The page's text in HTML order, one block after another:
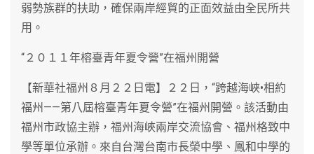
弱勢族群的扶助，確保兩岸經貿的正面效益由全民所共
用。
“２０１１年榕臺青年夏令營”在福州開營
【新華社福州８月２２日電】２２日，“跨越海峽•相約
福州——第八屆榕臺青年夏令營”在福州開營。該活動由
福州市政協主辦，福州海峽兩岸交流協會、福州格致中
學等單位承辦。來自台灣台南市長榮中學、鳳和中學的